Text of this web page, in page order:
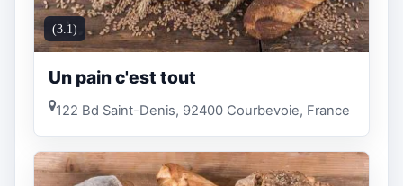
(3.1)
Un pain c'est tout
122 Bd Saint-Denis, 92400 Courbevoie, France